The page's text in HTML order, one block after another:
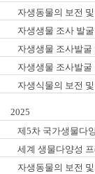
자생동물의 보전
자생생물 조사 발
자생생물 조사발
자생생물 조사발
자생식물의 보전
2025
제5차 국가생물다
세계 생물다양성
마련(1차년도)
자생동물의 보전